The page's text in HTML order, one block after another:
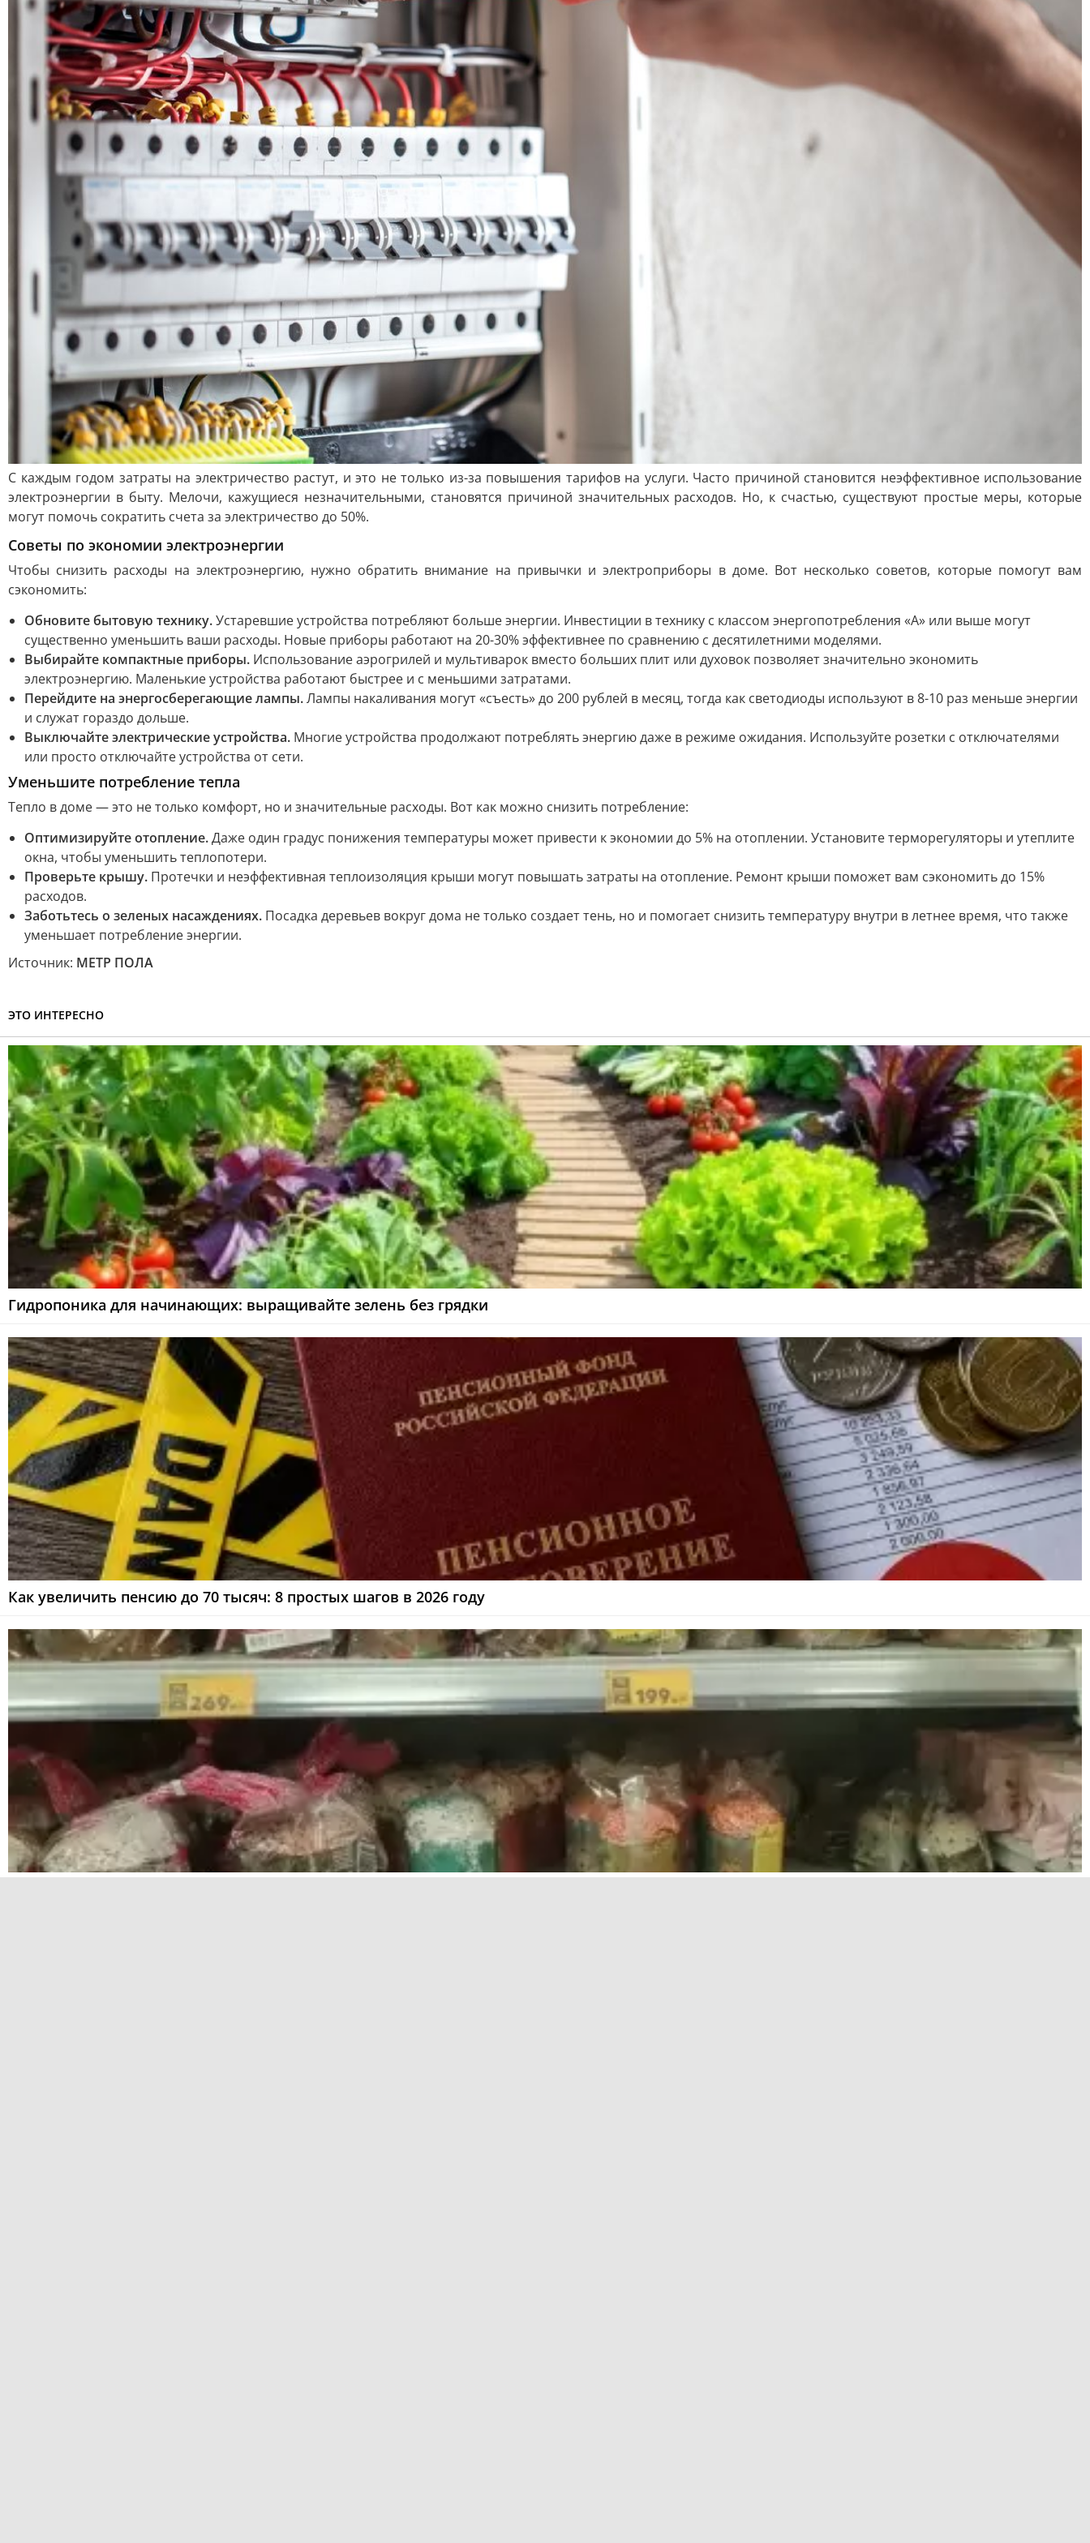
С каждым годом затраты на электричество растут, и это не только из-за повышения тарифов на услуги. Часто причиной становится неэффективное использование
электроэнергии в быту. Мелочи, кажущиеся незначительными, становятся причиной значительных расходов. Но, к счастью, существуют простые меры, которые
могут помочь сократить счета за электричество до 50%.
Советы по экономии электроэнергии
Чтобы снизить расходы на электроэнергию, нужно обратить внимание на привычки и электроприборы в доме. Вот несколько советов, которые помогут вам
сэкономить:
Обновите бытовую технику.Устаревшие устройства потребляют больше энергии. Инвестиции в технику с классом энергопотребления «А» или выше могут
существенно уменьшить ваши расходы. Новые приборы работают на 20-30% эффективнее по сравнению с десятилетними моделями.
Выбирайте компактные приборы. Использование аэрогрилей и мультиварок вместо больших плит или духовок позволяет значительно экономить
электроэнергию. Маленькие устройства работают быстрее и с меньшими затратами.
Перейдите на энергосберегающие лампы.Лампы накаливания могут «съесть» до 200 рублей в месяц, тогда как светодиоды используют в 8-10 раз меньше энергии
и служат гораздо дольше.
Выключайте электрические устройства. Многие устройства продолжают потреблять энергию даже в режиме ожидания. Используйте розетки с отключателями
или просто отключайте устройства от сети.
Уменьшите потребление тепла
Тепло в доме — это не только комфорт, но и значительные расходы. Вот как можно снизить потребление:
Оптимизируйте отопление.Даже один градус понижения температуры может привести к экономии до 5% на отоплении. Установите терморегуляторы и утеплите
окна, чтобы уменьшить теплопотери.
Проверьте крышу. Протечки и неэффективная теплоизоляция крыши могут повышать затраты на отопление. Ремонт крыши поможет вам сэкономить до 15%
расходов.
Заботьтесь о зеленых насаждениях. Посадка деревьев вокруг дома не только создает тень, но и помогает снизить температуру внутри в летнее время, что также
уменьшает потребление энергии.
Источник: МЕТР ПОЛА
ЭТО ИНТЕРЕСНО
Гидропоника для начинающих: выращивайте зелень без грядки
Как увеличить пенсию до 70 тысяч: 8 простых шагов в 2026 году